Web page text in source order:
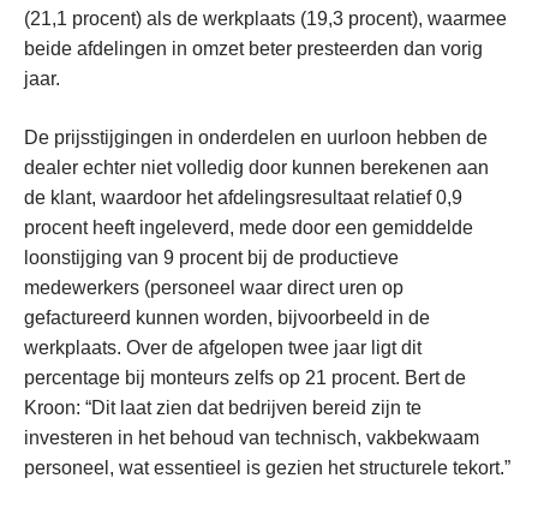
(21,1 procent) als de werkplaats (19,3 procent), waarmee
beide afdelingen in omzet beter presteerden dan vorig
jaar.
De prijsstijgingen in onderdelen en uurloon hebben de
dealer echter niet volledig door kunnen berekenen aan
de klant, waardoor het afdelingsresultaat relatief 0,9
procent heeft ingeleverd, mede door een gemiddelde
loonstijging van 9 procent bij de productieve
medewerkers (personeel waar direct uren op
gefactureerd kunnen worden, bijvoorbeeld in de
werkplaats. Over de afgelopen twee jaar ligt dit
percentage bij monteurs zelfs op 21 procent. Bert de
Kroon: “Dit laat zien dat bedrijven bereid zijn te
investeren in het behoud van technisch, vakbekwaam
personeel, wat essentieel is gezien het structurele tekort.”